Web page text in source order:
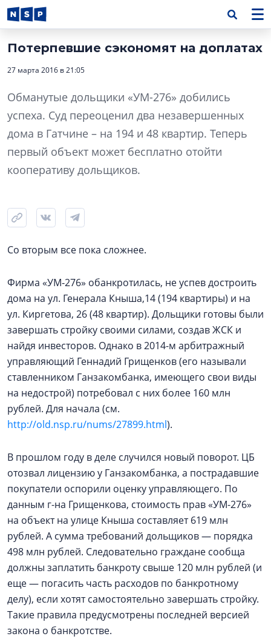
Потерпевшие сэкономят на доплатах
27 марта 2016 в 21:05
Обманутые дольщики «УМ-276» добились
успеха. Суд переоценил два незавершенных
дома в Гатчине – на 194 и 48 квартир. Теперь
первый объект может бесплатно отойти
кооперативу дольщиков.
Со вторым все пока сложнее.
Фирма «УМ‑276» обанкротилась, не успев достроить
дома на ул. Генерала Кныша,14 (194 квартиры) и на
ул. Киргетова, 26 (48 квартир). Дольщики готовы были
завершать стройку своими силами, создав ЖСК и
найдя инвесторов. Однако в 2014-м арбитражный
управляющий Геннадий Грищенков (его называли
ставленником Ганзакомбанка, имеющего свои виды
на недострой) потребовал с них более 160 млн
рублей. Для начала (см.
http://old.nsp.ru/nums/27899.html).
В прошлом году в деле случился новый поворот. ЦБ
отозвал лицензию у Ганзакомбанка, а пострадавшие
покупатели оспорили оценку управляющего. По
данным г-на Грищенкова, стоимость прав «УМ-276»
на объект на улице Кныша составляет 619 млн
рублей. А сумма требований дольщиков — порядка
498 млн рублей. Следовательно граждане сообща
должны заплатить банкроту свыше 120 млн рублей (и
еще — погасить часть расходов по банкротному
делу), если хотят самостоятельно завершать стройку.
Такие правила предусмотрены последней версией
закона о банкротстве.